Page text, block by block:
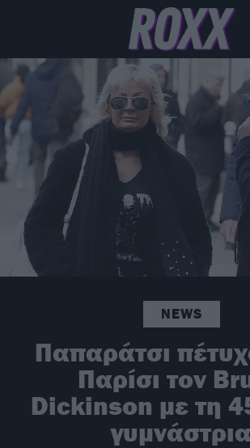
NEWS
Παπαράτσι
Παρίσι τον
Dickinson με τη
γυμνάστρια